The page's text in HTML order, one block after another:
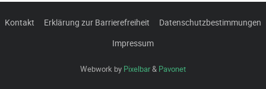
Kontakt Erklärung zur Barrierefreiheit
Datenschutzbestimmungen
Impressum
Webwork by Pixelbar& Pavonet